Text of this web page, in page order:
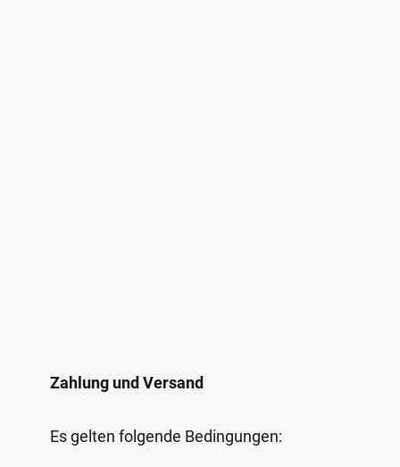
Zahlung und Versand
Es gelten folgende Bedingungen: